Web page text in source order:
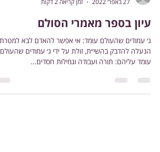
zohasulam
27 באפר׳ 2022
זמן קריאה 2 דקות
עיון בספר מאמרי הסולם
ג׳ עמודים שהעולם עומד: אי אפשר להאדם לבא
הנעלה להדבק בהשי״ת, זולת על ידי ג׳ עמודים שהעולם